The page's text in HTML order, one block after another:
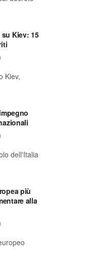
Kiev: 15
Kiev,
dell'Italia
più
alla